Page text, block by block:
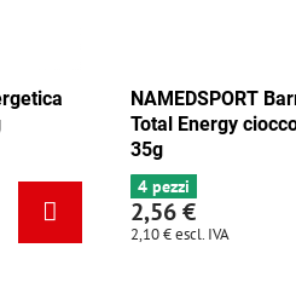
NAMEDSPORT Barretta
Total Energy mix Tango 35g
5 pezzi
2,56 €
escl. IVA